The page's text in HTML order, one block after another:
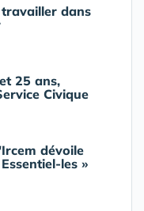
dans
25 ans,
Civique
dévoile
les »